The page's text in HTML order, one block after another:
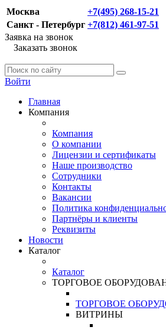
Москва
+7(495) 268-15-21
Санкт - Петербург +7(812) 461-97-51
Заявка на звонок
Заказать звонок
Войти
Главная
Компания
Компания
О компании
Лицензии и сертификаты
Наше производство
Сотрудники
Контакты
Вакансии
Политика
Партнёры и клиенты
Реквизиты
Новости
Каталог
Каталог
ТОРГОВОЕ
ТОРГОВОЕ
ВИТРИНЫ